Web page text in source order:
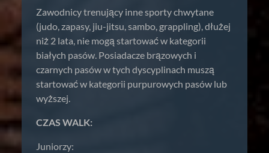
Zawodnicy trenujący inne sporty chwytane
(judo, zapasy, jiu-jitsu, sambo, grappling), dłużej
niż 2 lata, nie mogą startować w kategorii
białych pasów. Posiadacze brązowych i
czarnych pasów w tych dyscyplinach muszą
startować w kategorii purpurowych pasów lub
wyższej.
CZAS WALK:
Juniorzy: